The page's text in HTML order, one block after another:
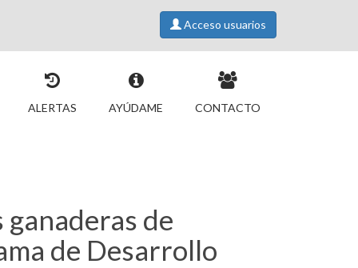
Acceso usuarios
ALERTAS AYÚDAME CONTACTO
ganaderas de
de Desarrollo